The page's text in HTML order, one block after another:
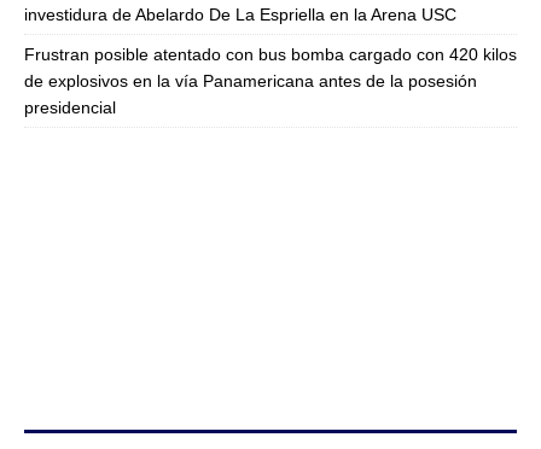
investidura de Abelardo De La Espriella en la Arena USC
Frustran posible atentado con bus bomba cargado con 420 kilos
de explosivos en la vía Panamericana antes de la posesión
presidencial